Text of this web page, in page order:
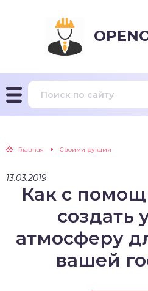
Главная Своими руками
13.03.2019
Как с
создать
атмосферу
вашей